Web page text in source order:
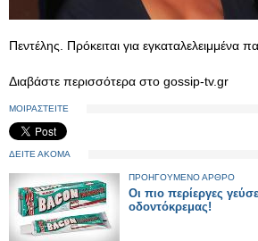
Πεντέλης. Πρόκειται για εγκαταλελειμμένα
Διαβάστε περισσότερα στο gossip-tv.gr
ΜΟΙΡΑΣΤΕΙΤΕ
ΔΕΙΤΕ ΑΚΟΜΑ
ΠΡΟΗΓΟΥΜΕΝΟ ΑΡΘΡΟ
Οι πιο περίεργες
οδοντόκρεμας!